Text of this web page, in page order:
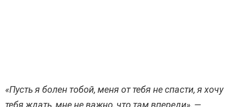
«Пусть я болен тобой, меня от тебя не спасти, я хочу